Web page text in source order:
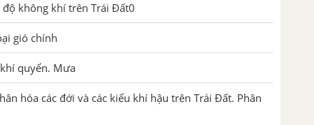
không khí trên Trái Đất0
gió chính
quyển. Mưa
hóa các đới và các kiểu khí hậu trên Trái Đất. Phân